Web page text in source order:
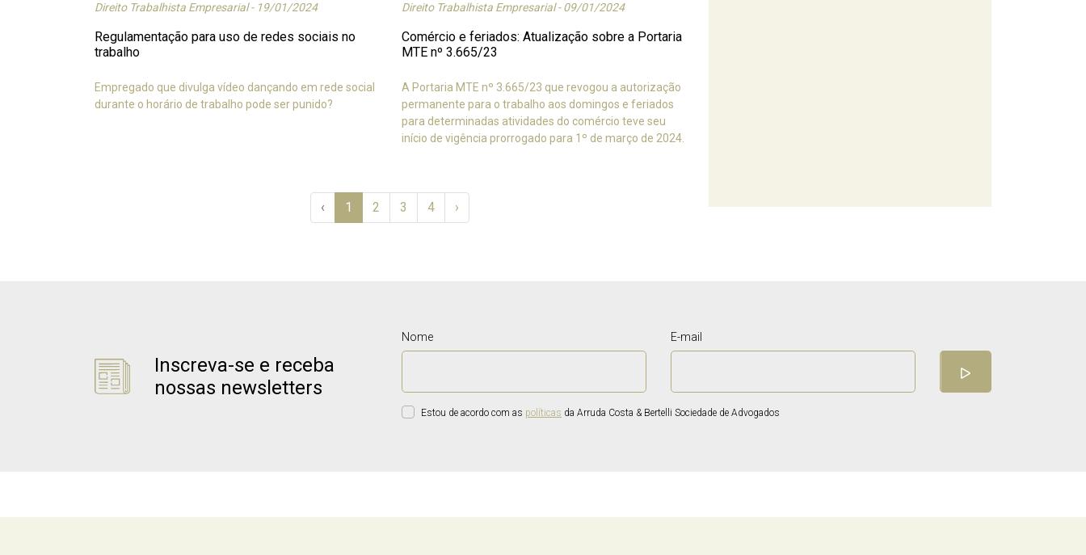
Direito Trabalhista Empresarial - 19/01/2024
Regulamentação para uso de redes sociais no
trabalho
Empregado que divulga vídeo dançando em rede social
durante o horário de trabalho pode ser punido?
Direito Trabalhista Empresarial - 09/01/2024
Comércio e feriados: Atualização sobre a Portaria
MTE nº 3.665/23
A Portaria MTE nº 3.665/23 que revogou a autorização
permanente para o trabalho aos domingos e feriados
para determinadas atividades do comércio teve seu
início de vigência prorrogado para 1º de março de 2024.
‹ 1 2 3 4 ›
Inscreva-se e receba
nossas newsletters
Nome E-mail
Estou de acordo com as políticas da Arruda Costa & Bertelli Sociedade de Advogados